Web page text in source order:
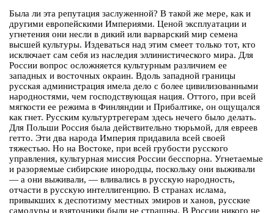
Была ли эта репутация заслуженной? В такой же мере, как и
другими европейскими Империями. Ценой эксплуатации и
угнетения они несли в дикий или варварский мир семена
высшей культуры. Издеваться над этим смеет только тот, кто
исключает сам себя из наследия эллинистического мира. Для
России вопрос осложняется культурным различием ее
западных и восточных окраин. Вдоль западной границы
русская администрация имела дело с более цивилизованными
народностями, чем господствующая нация. Оттого, при всей
мягкости ее режима в Финляндии и Прибалтике, он ощущался
как гнет. Русским культуртрегерам здесь нечего было делать.
Для Польши Россия была действительно тюрьмой, для евреев
гетто. Эти два народа Империя придавила всей своей
тяжестью. Но на Востоке, при всей грубости русского
управления, культурная миссия России бесспорна. Угнетаемые
и разоряемые сибирские инородцы, поскольку они выживали
— а они выживали, — вливались в русскую народность,
отчасти в русскую интеллигенцию. В странах ислама,
привыкших к деспотизму местных эмиров и ханов, русские
самодуры и взяточники были не страшны. В России никого не